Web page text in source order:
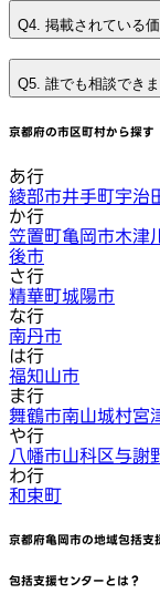
Q4. 掲載されている
Q5. 誰でも相談でき
京都府の市区町村から探す
あ行
綾部市井手町宇治
か行
笠置町亀岡市木津
後市
さ行
精華町城陽市
な行
南丹市
は行
福知山市
ま行
舞鶴市南山城村宮
や行
八幡市山科区与謝
わ行
和束町
京都府亀岡市の地域包括支
包括支援センターとは？